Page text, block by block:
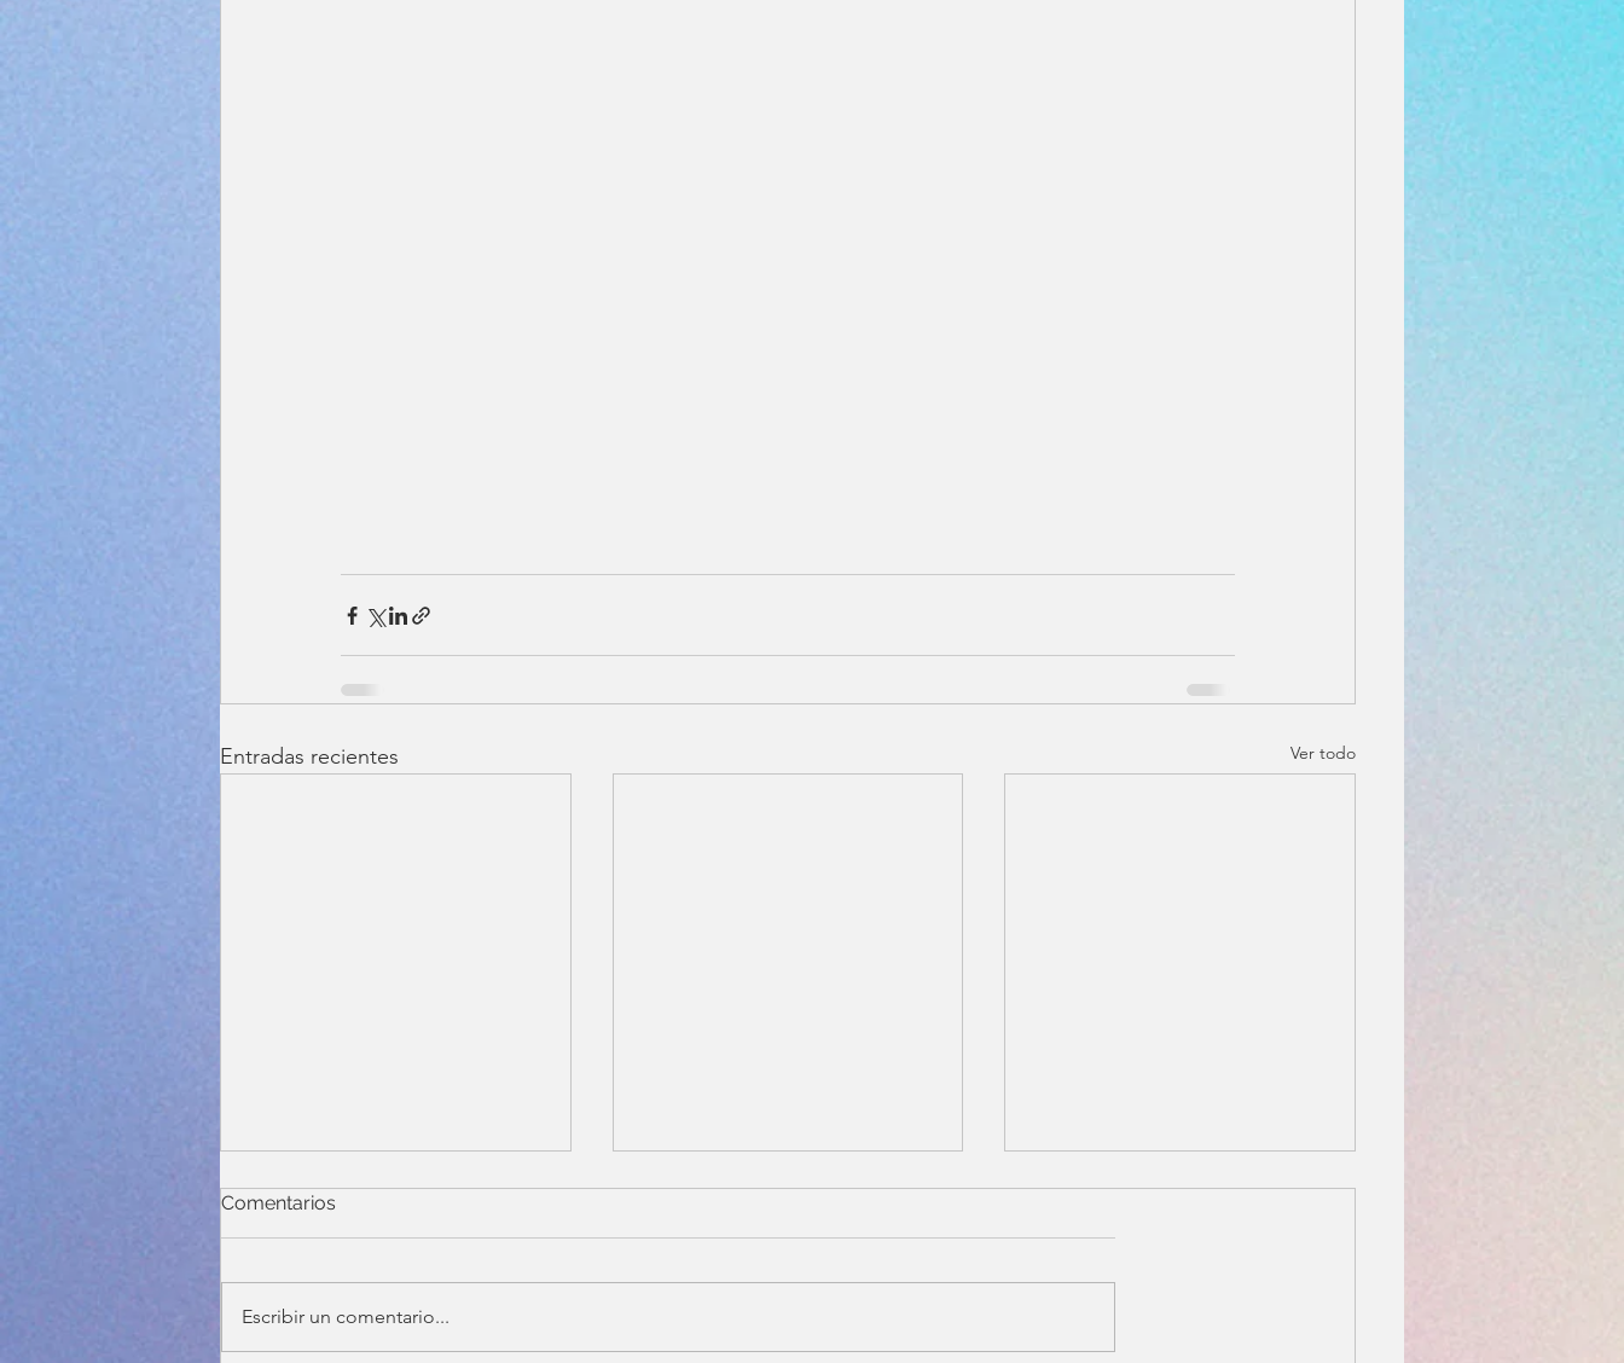
Entradas recientes Ver todo
Comentarios
Escribir un comentario...